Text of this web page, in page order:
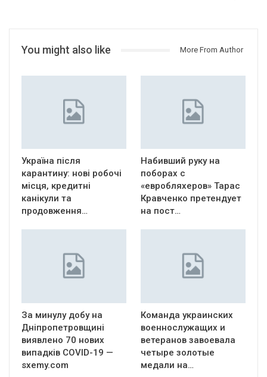
You might also like More From Author
Україна після
карантину: нові робочі
місця, кредитні
канікули та
продовження…
Набивший руку на
поборах с
«евробляхеров» Тарас
Кравченко претендует
на пост…
За минулу добу на
Дніпропетровщині
виявлено 70 нових
випадків COVID-19 —
sxemy.com
Команда украинских
военнослужащих и
ветеранов завоевала
четыре золотые
медали на…